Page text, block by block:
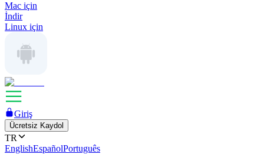
Mac için
İndir
Linux için
Giriş
Ücretsiz Kaydol
TR
EnglishEspañolPortuguês